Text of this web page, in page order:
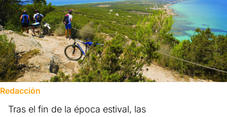
Redacción
Tras el fin de la época estival, las